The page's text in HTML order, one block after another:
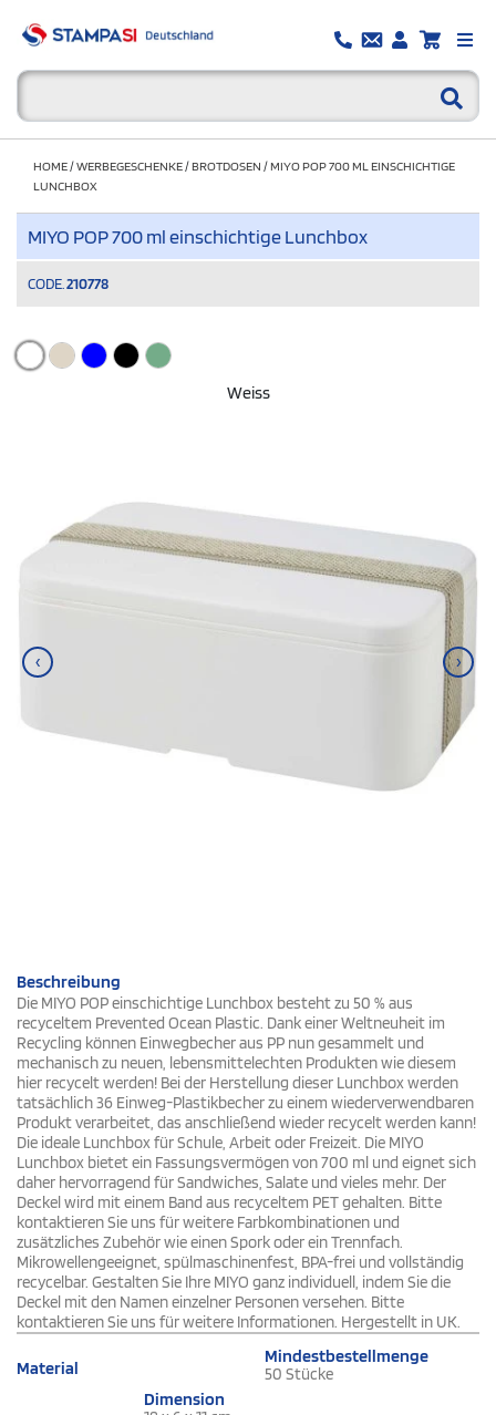
HOME/WERBEGESCHENKE/BROTDOSEN /MIYO POP 700 ML EINSCHICHTIGE
LUNCHBOX
MIYO POP 700 ml einschichtige Lunchbox
CODE. 210778
Weiss
‹ ›
Beschreibung
Die MIYO POP einschichtige Lunchbox besteht zu 50 % aus
recyceltem Prevented Ocean Plastic. Dank einer Weltneuheit im
Recycling können Einwegbecher aus PP nun gesammelt und
mechanisch zu neuen, lebensmittelechten Produkten wie diesem
hier recycelt werden! Bei der Herstellung dieser Lunchbox werden
tatsächlich 36 Einweg-Plastikbecher zu einem wiederverwendbaren
Produkt verarbeitet, das anschließend wieder recycelt werden kann!
Die ideale Lunchbox für Schule, Arbeit oder Freizeit. Die MIYO
Lunchbox bietet ein Fassungsvermögen von 700 ml und eignet sich
daher hervorragend für Sandwiches, Salate und vieles mehr. Der
Deckel wird mit einem Band aus recyceltem PET gehalten. Bitte
kontaktieren Sie uns für weitere Farbkombinationen und
zusätzliches Zubehör wie einen Spork oder ein Trennfach.
Mikrowellengeeignet, spülmaschinenfest, BPA-frei und vollständig
recycelbar. Gestalten Sie Ihre MIYO ganz individuell, indem Sie die
Deckel mit den Namen einzelner Personen versehen. Bitte
kontaktieren Sie uns für weitere Informationen. Hergestellt in UK.
Material
Mindestbestellmenge
50 Stücke
Dimension